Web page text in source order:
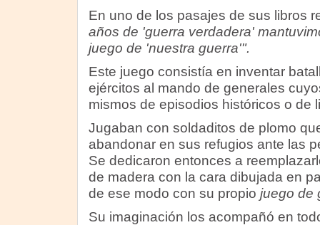
En uno de los pasajes de sus libros
años de 'guerra verdadera'
juego de 'nuestra guerra'".
Este juego consistía en inventar
ejércitos al mando de generales
mismos de episodios históricos o de
Jugaban con soldaditos de plomo
abandonar en sus refugios ante las
Se dedicaron entonces a
de madera con la cara dibujada en
de ese modo con su propio juego de
Su imaginación los acompañó en